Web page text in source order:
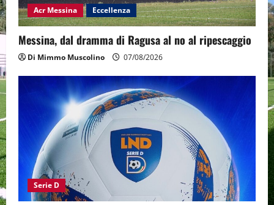
Acr Messina Eccellenza
Messina, dal dramma di Ragusa al no al ripescaggio
Di Mimmo Muscolino 07/08/2026
Serie D